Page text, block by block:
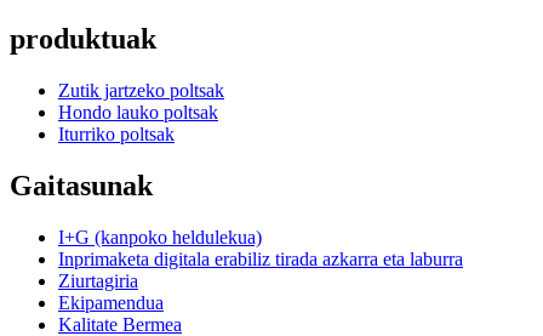
produktuak
Zutik jartzeko poltsak
Hondo lauko poltsak
Iturriko poltsak
Gaitasunak
I+G (kanpoko heldulekua)
Inprimaketa digitala erabiliz tirada azkarra eta laburra
Ziurtagiria
Ekipamendua
Kalitate Bermea